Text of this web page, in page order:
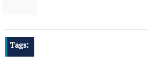
Tags: